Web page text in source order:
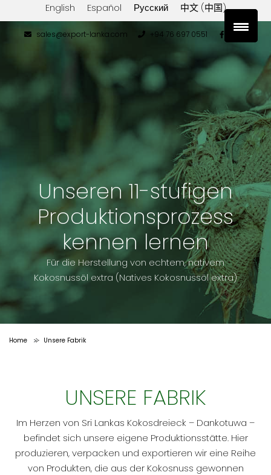
English Español Русский 中文 (中国)
sales@export-lanka.com +94 76 697 0551
Unseren 11-stufigen
Produktionsprozess
kennen lernen
Für die Herstellung von echtem, nativem
Kokosnussöl extra (Natives Kokosnussöl extra)
Home > Unsere Fabrik
UNSERE FABRIK
Im Herzen von Sri Lankas Kokosdreieck – Dankotuwa –
befindet sich unsere eigene Produktionsstätte. Hier
produzieren, verpacken und exportieren wir eine Reihe
von Produkten, die aus der Kokosnuss gewonnen